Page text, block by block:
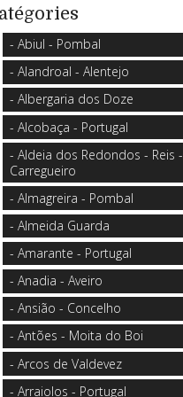
- Abiul - Pombal
- Alandroal - Alentejo
- Albergaria dos Doze
- Alcobaça - Portugal
- Aldeia dos Redondos - Reis -
Carregueiro
- Almagreira - Pombal
- Almeida Guarda
- Amarante - Portugal
- Anadia - Aveiro
- Ansião - Concelho
- Antões - Moita do Boi
- Arcos de Valdevez
- Arraiolos - Portugal